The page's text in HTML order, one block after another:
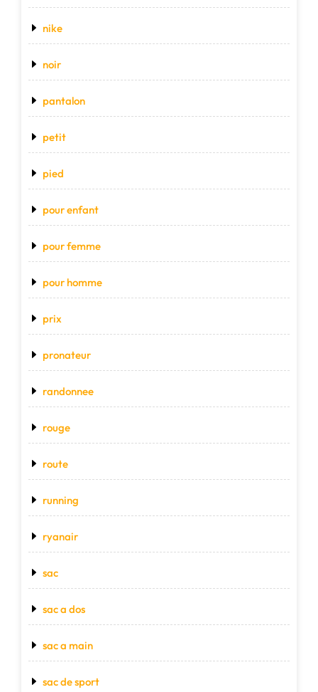
nike
noir
pantalon
petit
pied
pour enfant
pour femme
pour homme
prix
pronateur
randonnee
rouge
route
running
ryanair
sac
sac a dos
sac a main
sac de sport